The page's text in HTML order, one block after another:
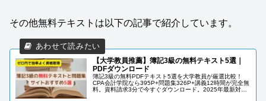
その他無料テキストは以下の記事で紹介しています。
【大学教員推薦】簿記3級の無料テキスト5選｜
PDFダウンロード
簿記3級の無料PDFテキスト5選を大学教員が厳選比較！
CPA会計学院なら395P+問題集326P+講義12時間が完全無
料。資料請求3分で今すぐダウンロード。2025年最新対応